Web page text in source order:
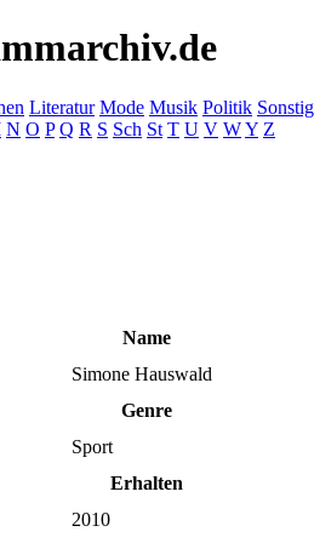
Literatur Mode Musik Politik
N O P Q R S Sch St T U V WY Z
Name
Simone Hauswald
Genre
Sport
Erhalten
2010